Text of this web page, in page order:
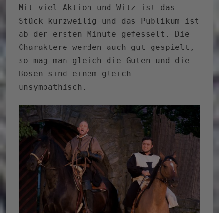
Mit viel Aktion und Witz ist das
Stück kurzweilig und das Publikum ist
ab der ersten Minute gefesselt. Die
Charaktere werden auch gut gespielt,
so mag man gleich die Guten und die
Bösen sind einem gleich
unsympathisch.